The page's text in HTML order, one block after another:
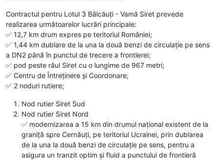
Contractul pentru Lotul 3 Bălcăuți - Vamă Siret prevede
realizarea următoarelor lucrări principale:
✅️ 12,7 km drum expres pe teritoriul României;
✅️ 1,44 km dublare de la una la două benzi de circulație pe sens
a DN2 până în punctul de trecere a frontierei;
✅️ pod peste râul Siret cu o lungime de 967 metri;
✅️ Centru de Întreținere și Coordonare;
✅️ 2 noduri rutiere;
Nod rutier Siret Sud
Nod rutier Siret Nord
✅️ modernizarea a 15 km din drumul național existent de la
graniță spre Cernăuți, pe teritoriul Ucrainei, prin dublarea
de la una la două benzi de circulație pe sens, pentru a
asigura un tranzit optim și fluid a punctului de frontieră